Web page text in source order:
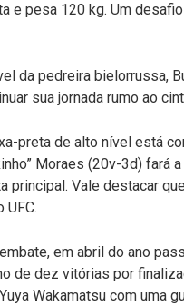
e pesa 120 kg. Um
da pedreira bielorrussa,
sua jornada rumo ao
preta de alto nível está
Moraes (20v-3d) fará
principal. Vale destacar
UFC.
em abril do ano
de dez vitórias por
Wakamatsu com uma